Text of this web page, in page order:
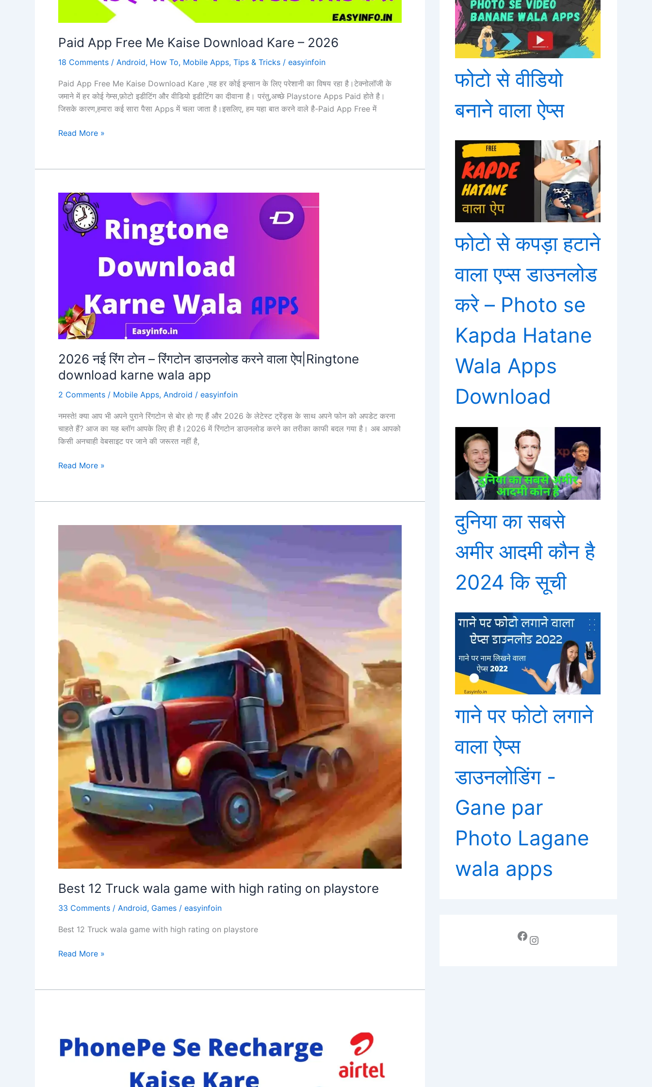
Paid App Free Me Kaise Download Kare – 2026
18 Comments / Android, How To, Mobile Apps, Tips & Tricks / easyinfoin
Paid App Free Me Kaise Download Kare ,यह हर कोई इन्सान के लिए परेशानी का विषय रहा है।टेक्नोलॉजी के
जमाने में हर कोई गेम्स,फ़ोटो इडीटिंग और वीडियो इडीटिंग का दीवाना है। परंतु,अच्छे Playstore Apps Paid होते है।
जिसके कारण,हमारा कई सारा पैसा Apps में चला जाता है।इसलिए, हम यहा बात करने वाले है-Paid App Free में
Paid
Me
Download
Kare
2026
Read More »
2026 नई रिंग टोन – रिंगटोन डाउनलोड करने वाला ऐप|Ringtone
download karne wala app
2 Comments / Mobile Apps, Android / easyinfoin
नमस्ते! क्या आप भी अपने पुराने रिंगटोन से बोर हो गए हैं और 2026 के लेटेस्ट ट्रेंड्स के साथ अपने फोन को अपडेट करना
चाहते हैं? आज का यह ब्लॉग आपके लिए ही है।2026 में रिंगटोन डाउनलोड करने का तरीका काफी बदल गया है। अब आपको
किसी अनचाही वेबसाइट पर जाने की जरूरत नहीं है,
2026
टोन
रिंगटोन
ऐप|Ringtone
karne
Read More »
Best 12 Truck wala game with high rating on playstore
33 Comments / Android, Games / easyinfoin
Best 12 Truck wala game with high rating on playstore
Best
wala
on
playstore
Read More »
फोटो से वीडियो
बनाने वाला ऐप्स
फोटो से कपड़ा हटाने
वाला एप्स डाउनलोड
करे – Photo se
Kapda Hatane
Wala Apps
Download
दुनिया का सबसे
अमीर आदमी कौन है
2024 कि सूची
गाने पर फोटो लगाने
वाला ऐप्स
डाउनलोडिंग -
Gane par
Photo Lagane
wala apps
Facebook Instagram